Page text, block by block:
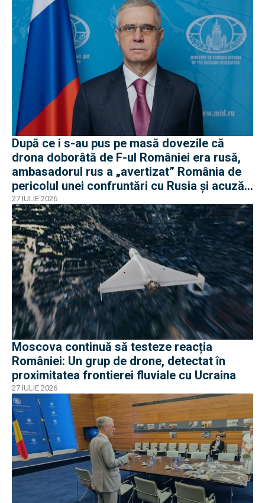
După ce i s-au pus pe masă dovezile că
drona doborâtă de F-ul României era rusă,
ambasadorul rus a „avertizat” România de
pericolul unei confruntări cu Rusia și acuză
o „înscenare propagandistă”
27 IULIE 2026
Moscova continuă să testeze reacția
României: Un grup de drone, detectat în
proximitatea frontierei fluviale cu Ucraina
27 IULIE 2026